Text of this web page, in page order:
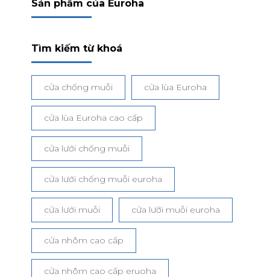
Sản phẩm của Euroha
Tìm kiếm từ khoá
cửa chống muỗi cửa lùa Euroha
cửa lùa Euroha cao cấp
cửa lưới chống muỗi
cửa lưới chống muỗi euroha
cửa lưới muỗi cửa lưỡi muỗi euroha
cửa nhôm cao cấp
cửa nhôm cao cấp eruoha